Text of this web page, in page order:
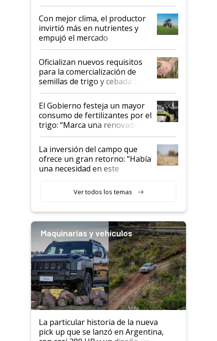
conflicto en Medio Oriente
Con mejor clima, el productor
invirtió más en nutrientes y
empujó el mercado
Oficializan nuevos requisitos
para la comercialización de
semillas de trigo y cebada a
granel
El Gobierno festeja un mayor
consumo de fertilizantes por el
trigo: “Marca una renovada
confianza de los productores”
La inversión del campo que
ofrece un gran retorno: "Había
una necesidad en este
Ver todos los temas
Maquinarias y vehículos
La particular historia de la nueva
pick up que se lanzó en Argentina,